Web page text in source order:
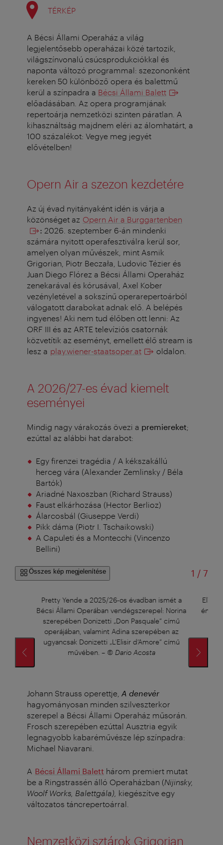
TÉRKÉP
A Bécsi Állami Operaház a világ
legjelentősebb operaházai közé tartozik,
világszínvonalú csúcsprodukciókkal és
naponta változó programmal: szezononként
kereken 50 különböző opera és balettmű
kerül a színpadra a Bécsi Állami Balett
előadásában. Az opera programjának
repertoárja nemzetközi szinten páratlan. A
kihasználtság majdnem eléri az álomhatárt, a
100 százalékot: Vegye meg jegyét
elővételben!
Opern Air a szezon kezdetére
Az új évad nyitányaként idén is várja a
közönséget az Opern Air a Burggartenben
: 2026. szeptember 6-án mindenki
számára nyitott operafesztiválra kerül sor,
amelyen olyan művészek, mint Asmik
Grigorian, Piotr Beczała, Ludovic Tézier és
Juan Diego Flórez a Bécsi Állami Operaház
zenekarával és kórusával, Axel Kober
vezényletével a sokszínű operarepertoárból
válogatott darabokat adnak elő. A belépés
ingyenes! Aki nem tud élőben ott lenni: Az
ORF III és az ARTE televíziós csatornák
közvetítik az eseményt, emellett élő stream is
lesz a play.wiener-staatsoper.at oldalon.
A 2026/27-es évad kiemelt
eseményei
Mindig nagy várakozás övezi a premiereket;
ezúttal az alábbi hat darabot:
Egy firenzei tragédia / A kékszakállú
herceg vára (Alexander Zemlinsky / Béla
Bartók)
Ariadné Naxoszban (Richard Strauss)
Faust elkárhozása (Hector Berlioz)
Álarcosbál (Giuseppe Verdi)
Pikk dáma (Piotr I. Tschaikowski)
A Capuleti és a Montecchi (Vincenzo
Bellini)
Összes kép megjelenítése 1 //7
Pretty Yende a 2025/26-os évadban ismét a
Bécsi Állami Operában vendégszerepel: Norina
szerepében Donizetti „Don Pasquale” című
operájában, valamint Adina szerepében az
ugyancsak Donizetti „L’Elisir d’Amore” című
művében. – © Dario Acosta
Elīna
én, a
Johann Strauss operettje, A denevér
hagyományosan minden szilveszterkor
szerepel a Bécsi Állami Operaház műsorán.
Frosch szerepében ezúttal Ausztria egyik
legnagyobb kabaréművésze lép színpadra:
Michael Niavarani.
A Bécsi Állami Balett három premiert mutat
be a Ringstrassén álló Operaházban (Nijinsky,
Woolf Works, Balettgála), kiegészítve egy
változatos táncrepertoárral.
Nemzetközi sztárok Grigorian